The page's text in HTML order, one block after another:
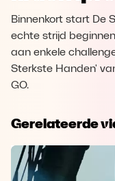
Binnenkort start De
echte strijd
aan enkele
Sterkste Handen'
GO.
Gerelateerde